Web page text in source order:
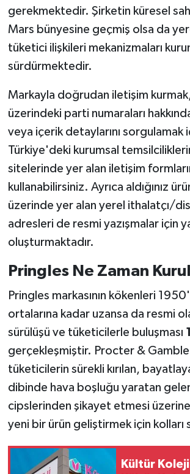
gerekmektedir. Şirketin küresel
Mars bünyesine geçmiş olsa da
tüketici ilişkileri mekanizmaları
sürdürmektedir.
Markayla doğrudan iletişim
üzerindeki parti numaraları
veya içerik detaylarını sorgulamak
Türkiye'deki kurumsal
sitelerinde yer alan iletişim
kullanabilirsiniz. Ayrıca aldığınız
üzerinde yer alan yerel ithalatçı/
adresleri de resmi yazışmalar için
oluşturmaktadır.
Pringles Ne Zaman
Pringles markasının kökenleri
ortalarına kadar uzansa da resmi
sürülüşü ve tüketicilerle buluşması
gerçekleşmiştir. Procter &
tüketicilerin sürekli kırılan,
dibinde hava boşluğu yaratan
cipslerinden şikayet etmesi
yeni bir ürün geliştirmek için kolları
Kültür